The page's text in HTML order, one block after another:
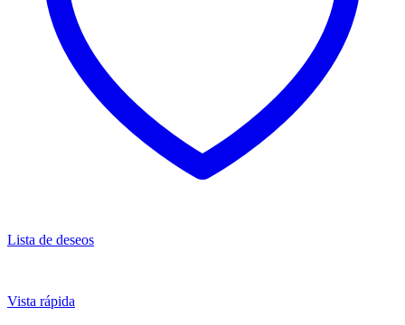
Lista de deseos
Vista rápida